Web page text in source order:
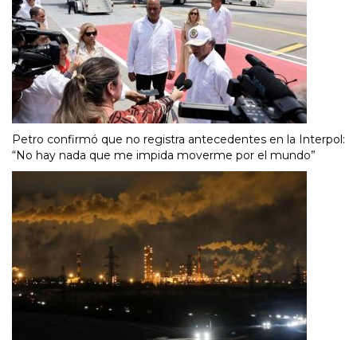
Petro confirmó que no registra antecedentes en la Interpol:
“No hay nada que me impida moverme por el mundo”